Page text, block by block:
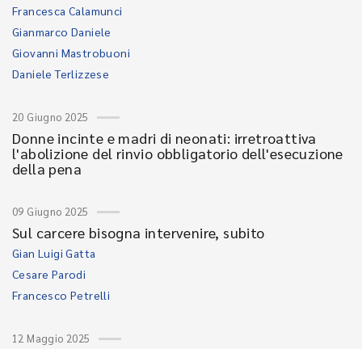
Francesca Calamunci
Gianmarco Daniele
Giovanni Mastrobuoni
Daniele Terlizzese
20 Giugno 2025
Donne incinte e madri di neonati: irretroattiva
l'abolizione del rinvio obbligatorio dell'esecuzione
della pena
09 Giugno 2025
Sul carcere bisogna intervenire, subito
Gian Luigi Gatta
Cesare Parodi
Francesco Petrelli
12 Maggio 2025